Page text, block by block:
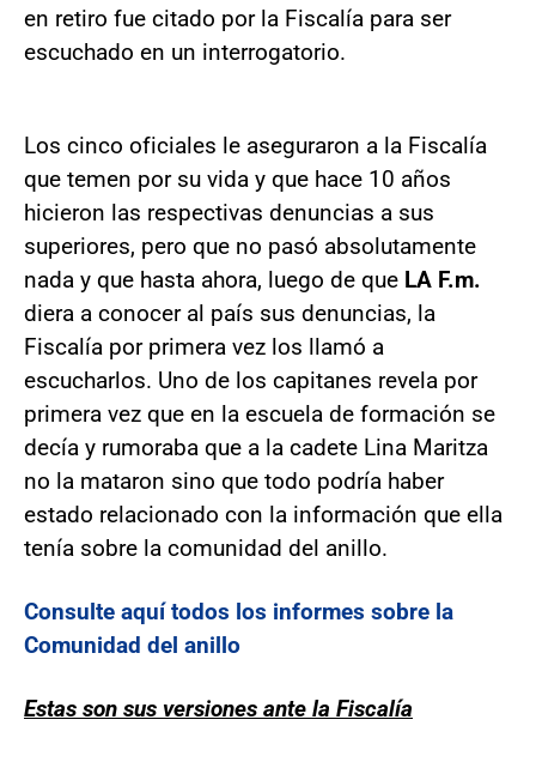
en retiro fue citado por la Fiscalía para ser
escuchado en un interrogatorio.
Los cinco oficiales le aseguraron a la Fiscalía
que temen por su vida y que hace 10 años
hicieron las respectivas denuncias a sus
superiores, pero que no pasó absolutamente
nada y que hasta ahora, luego de que LA F.m.
diera a conocer al país sus denuncias, la
Fiscalía por primera vez los llamó a
escucharlos. Uno de los capitanes revela por
primera vez que en la escuela de formación se
decía y rumoraba que a la cadete Lina Maritza
no la mataron sino que todo podría haber
estado relacionado con la información que ella
tenía sobre la comunidad del anillo.
Consulte aquí todos los informes sobre la
Comunidad del anillo
Estas son sus versiones ante la Fiscalía